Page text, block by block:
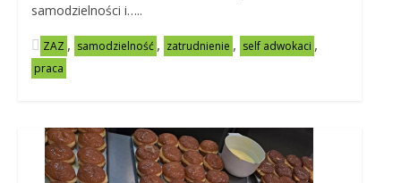
samodzielności i…..
ZAZ , samodzielność , zatrudnienie , self adwokaci ,
praca